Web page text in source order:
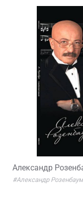
Александр
#Александр Розенбаум